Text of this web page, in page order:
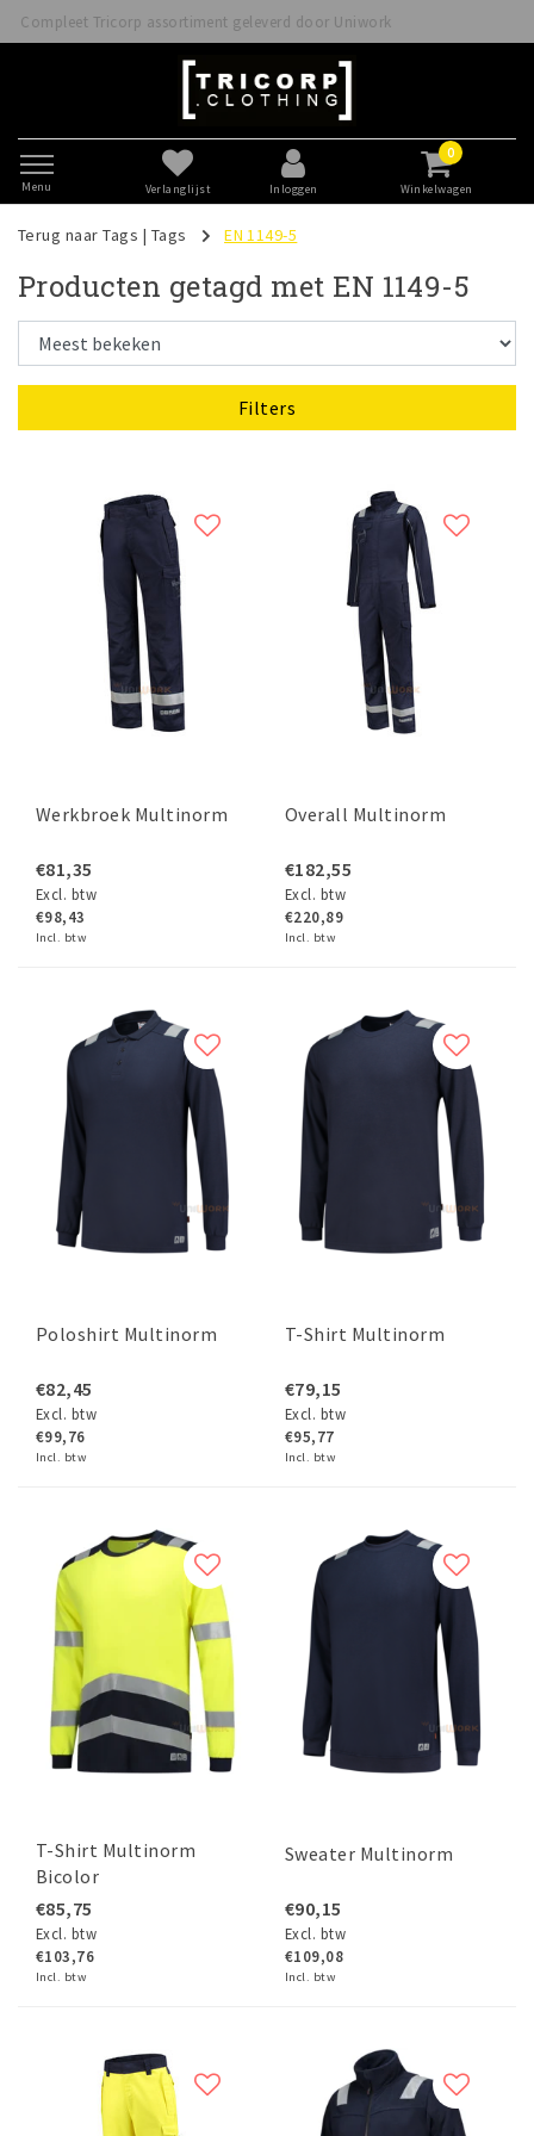
door Uniwork Betaal veilig direct of achteraf met
Menu Verlanglijst Inloggen
0
Winkelwagen
Terug naar Tags | Tags EN 1149-5
Producten getagd met EN 1149-5
Filters
Werkbroek Multinorm
€81,35
Excl. btw
€98,43
Incl. btw
Overall Multinorm
€182,55
Excl. btw
€220,89
Incl. btw
Poloshirt Multinorm
€82,45
Excl. btw
€99,76
Incl. btw
T-Shirt Multinorm
€79,15
Excl. btw
€95,77
Incl. btw
T-Shirt Multinorm
Bicolor
€85,75
Excl. btw
€103,76
Incl. btw
Sweater Multinorm
€90,15
Excl. btw
€109,08
Incl. btw